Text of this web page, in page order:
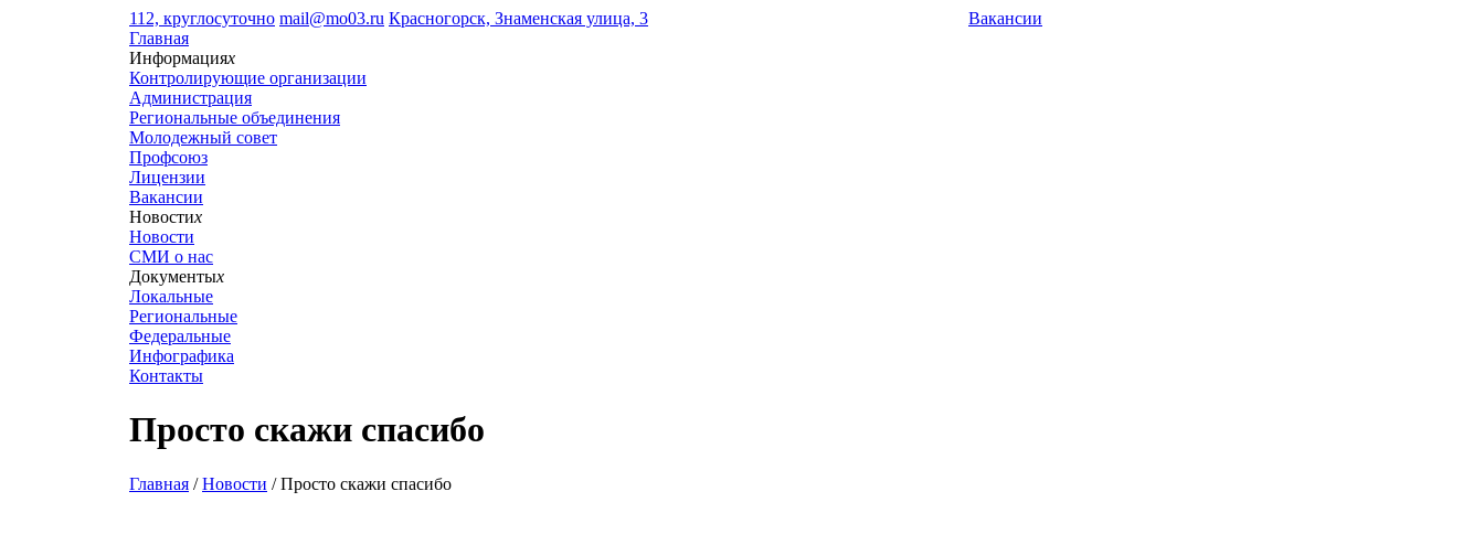
112, круглосуточно mail@mo03.ru Красногорск, Знаменская улица, 3
Вакансии
Главная
Информацияx
Контролирующие организации
Администрация
Региональные объединения
Молодежный совет
Профсоюз
Лицензии
Вакансии
Новостиx
Новости
СМИ о нас
Документыx
Локальные
Региональные
Федеральные
Инфографика
Контакты
Просто скажи спасибо
Главная /Новости / Просто скажи спасибо